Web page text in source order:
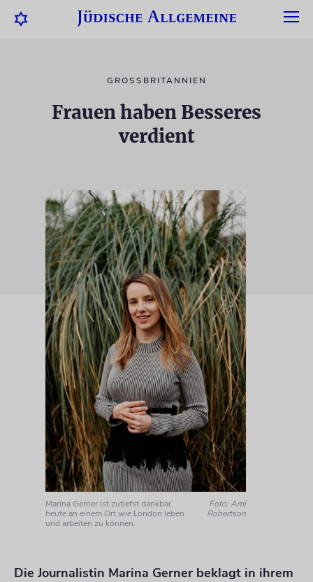
GROSSBRITANNIEN
Frauen haben Besseres
verdient
Marina Gerner ist zutiefst dankbar,
heute an einem Ort wie London leben
und arbeiten zu können.
Foto: Ami
Robertson
Die Journalistin Marina Gerner beklagt in ihrem